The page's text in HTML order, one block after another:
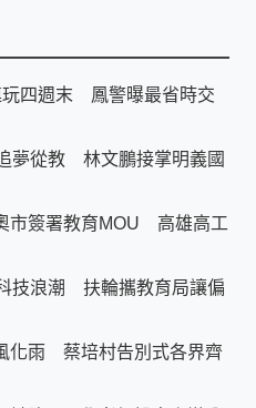
玩四週末 鳳警曝最省時交
夢從教 林文鵬接掌明義國
市簽署教育MOU 高雄高工
技浪潮 扶輪攜教育局讓偏
化雨 蔡培村告別式各界齊